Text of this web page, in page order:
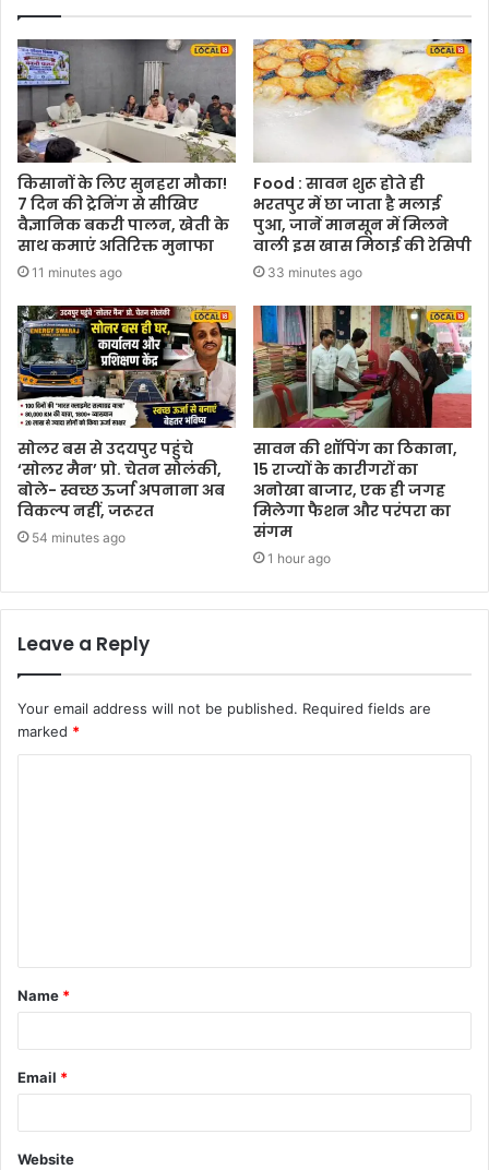
किसानों के लिए सुनहरा मौका!
7 दिन की ट्रेनिंग से सीखिए
वैज्ञानिक बकरी पालन, खेती के
साथ कमाएं अतिरिक्त मुनाफा
11 minutes ago
Food : सावन शुरू होते ही
भरतपुर में छा जाता है मलाई
पुआ, जानें मानसून में मिलने
वाली इस खास मिठाई की रेसिपी
33 minutes ago
सोलर बस से उदयपुर पहुंचे
‘सोलर मैन’ प्रो. चेतन सोलंकी,
बोले- स्वच्छ ऊर्जा अपनाना अब
विकल्प नहीं, जरूरत
54 minutes ago
सावन की शॉपिंग का ठिकाना,
15 राज्यों के कारीगरों का
अनोखा बाजार, एक ही जगह
मिलेगा फैशन और परंपरा का
संगम
1 hour ago
Leave a Reply
Your email address will not be published. Required fields are
marked *
Name *
Email *
Website